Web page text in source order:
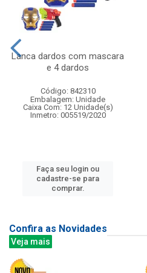
Lanca dardos com mascara
e 4 dardos
Código: 842310
Embalagem: Unidade
Caixa Com: 12 Unidade(s)
Inmetro: 005519/2020
Faça seu login ou
cadastre-se para
comprar.
Confira as Novidades
Veja mais